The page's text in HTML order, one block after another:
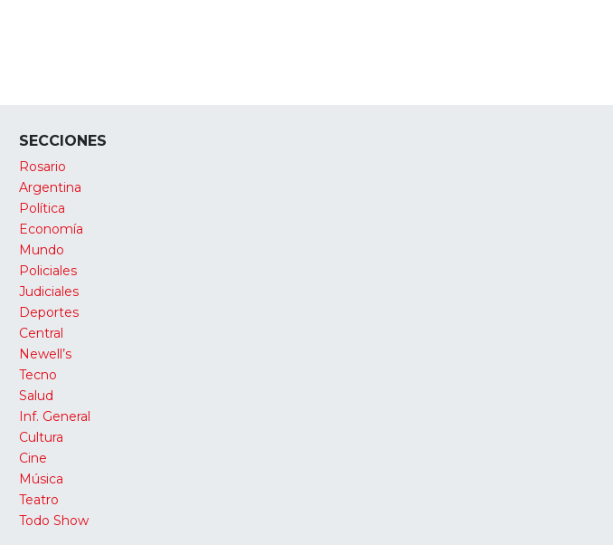
SECCIONES
Rosario
Argentina
Política
Economía
Mundo
Policiales
Judiciales
Deportes
Central
Newell’s
Tecno
Salud
Inf. General
Cultura
Cine
Música
Teatro
Todo Show